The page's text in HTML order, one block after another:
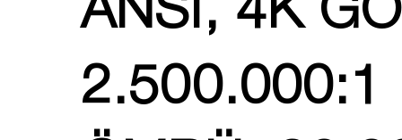
ANSİ, 4K
2.500.000:1